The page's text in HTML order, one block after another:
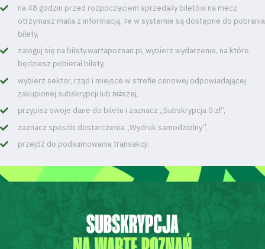
na 48 godzin przed rozpoczęciem sprzedaży biletów na mecz
otrzymasz maila z informacją, że w systemie są dostępne do pobrania
bilety,
zaloguj się na bilety.wartapoznan.pl, wybierz wydarzenie, na które
będziesz pobierał bilety,
wybierz sektor, rząd i miejsce w strefie cenowej odpowiadającej
zakupionej subskrypcji lub niższej,
przypisz swoje dane do biletu i zaznacz „Subskrypcja 0 zł”,
zaznacz sposób dostarczenia „Wydruk samodzielny”,
przejdź do podsumowania transakcji.